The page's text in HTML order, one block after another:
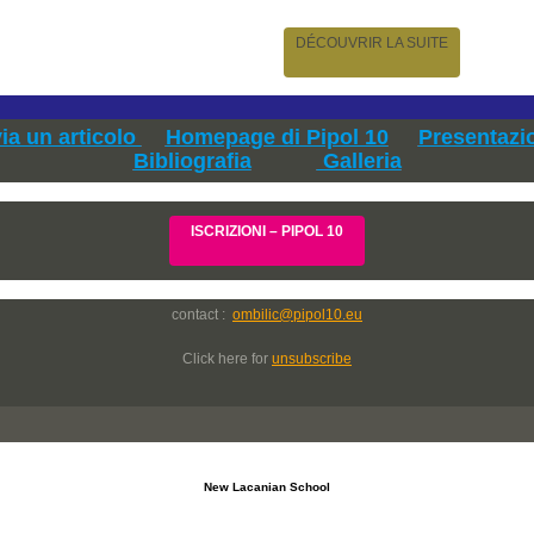
DÉCOUVRIR LA SUITE
un articolo Homepage di Pipol 10
Bibliografia
Galleria
ISCRIZIONI – PIPOL 10
contact : ombilic@pipol10.eu
Click here for unsubscribe
New Lacanian School